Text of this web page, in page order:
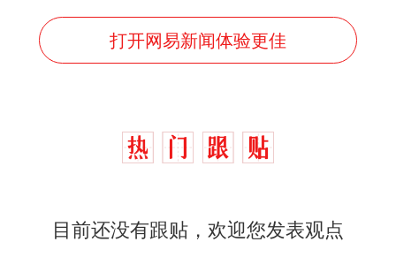
打开网易新闻体验更佳
目前还没有跟贴，欢迎您发表观点